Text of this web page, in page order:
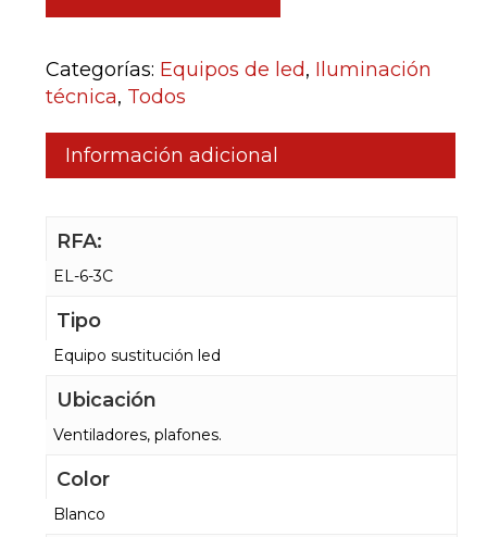
Categorías: Equipos de led, Iluminación
técnica, Todos
Información adicional
RFA:
EL-6-3C
Tipo
Equipo sustitución led
Ubicación
Ventiladores, plafones.
Color
Blanco